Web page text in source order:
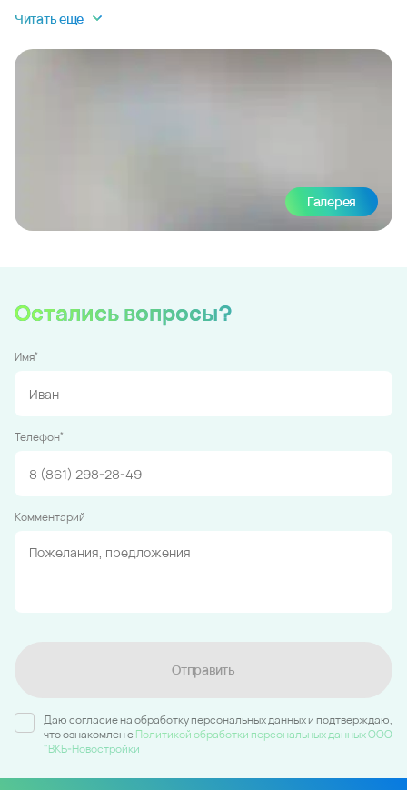
Читать еще
Галерея
Остались вопросы?
Имя*
Телефон*
Комментарий
Отправить
Даю согласие на обработку персональных данных и подтверждаю,
что ознакомлен c Политикой обработки персональных данных ООО
"ВКБ-Новостройки